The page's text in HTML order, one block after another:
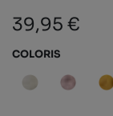
39,95 €
COLORIS